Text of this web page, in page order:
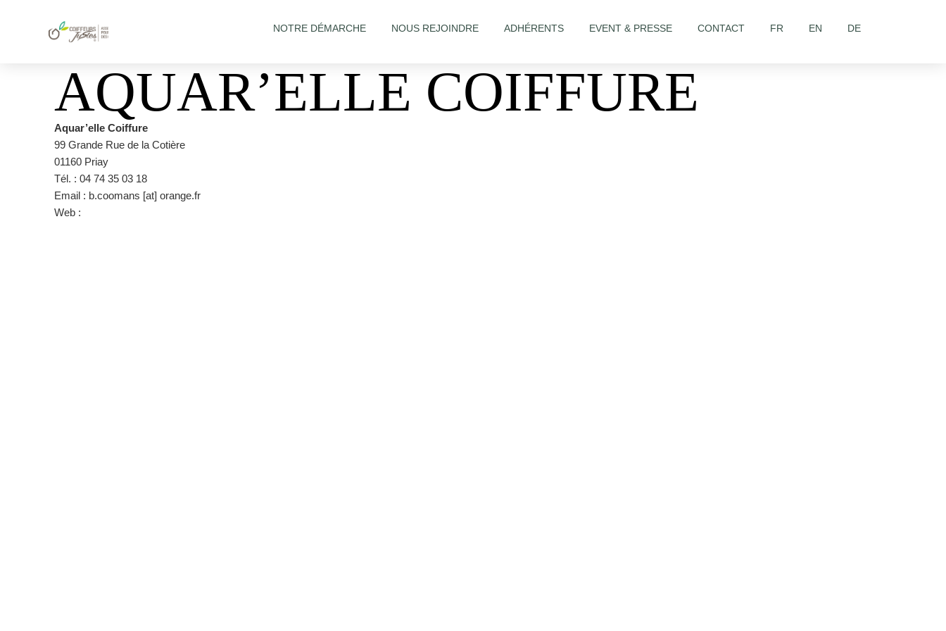
NOTRE DÉMARCHE NOUS REJOINDRE ADHÉRENTS EVENT & PRESSE CONTACT FR EN DE
AQUAR’ELLE COIFFURE
Aquar’elle Coiffure
99 Grande Rue de la Cotière
01160 Priay
Tél. : 04 74 35 03 18
Email : b.coomans [at] orange.fr
Web :